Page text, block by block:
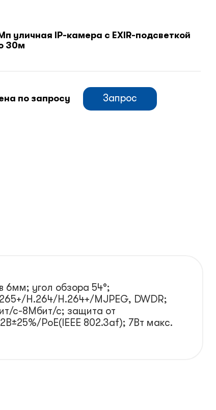
уличная IP-камера с EXIR-подсветкой
30м
по запросу Запрос
6мм; угол обзора 54°;
H.264/H.264+/MJPEG, DWDR;
с-8Мбит/с; защита от
PoE(IEEE 802.3af); 7Вт макс.